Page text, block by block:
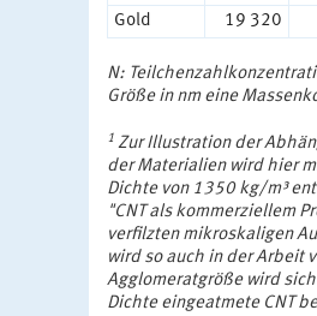
Gold
19 320
N:
Größe in nm eine
1 Zur Illustration der
der Materialien wird hier
Dichte von 1350 kg/m³
"CNT als kommerziellem
verfilzten mikroskaligen
wird so auch in der Arbeit
Agglomeratgröße wird
Dichte eingeatmete CNT